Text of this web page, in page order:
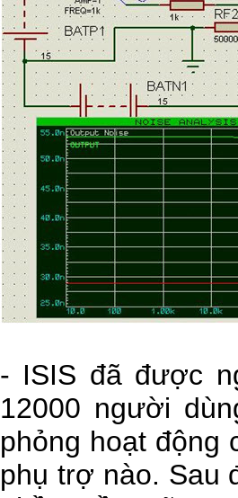
- ISIS đã được
12000 người
phỏng hoạt động
phụ trợ nào. Sau